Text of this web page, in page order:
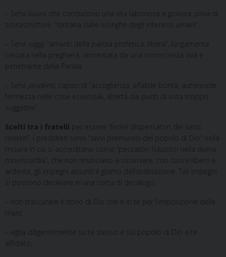
– Servi
che conducono una vita laboriosa e gioiosa, priva di
sovrastrutture, “lontana dalle lusinghe degli interessi umani”.
– Servi
“amanti della parola profetica, libera”, lungamente
cercata nella preghiera, alimentata da una conoscenza viva e
penetrante della Parola.
– Servi
capaci di “accoglienza, affabile bontà, autorevole
fermezza nelle cose essenziali, libertà dai punti di vista troppo
soggettivi”.
Scelti tra i fratelli per essere “fedeli dispensatori dei santi
misteri”, i presbiteri sono “servi premurosi del popolo di Dio” nella
misura in cui si accreditano come “peccatori fiduciosi nella divina
misericordia”, che non rinunciano a osservare, con cuore libero e
ardente, gli impegni assunti il giorno dell’ordinazione. Tali impegni
si possono declinare in una sorta di decalogo:
– non trascurare il dono di Dio che è in te per l’imposizione delle
mani;
– vigila diligentemente su te stesso e sul popolo di Dio a te
affidato;